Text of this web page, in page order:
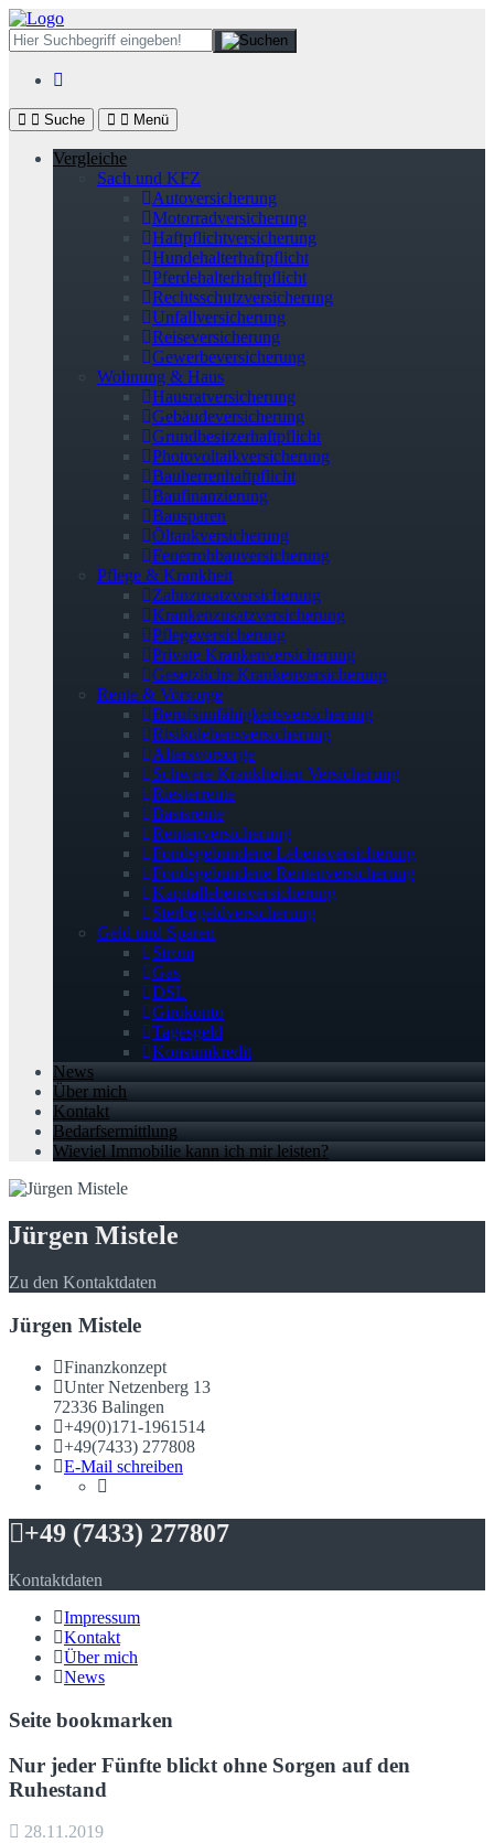
Suche Menü
Vergleiche
Sach und KFZ
Autoversicherung
Motorradversicherung
Haftpflichtversicherung
Hundehalterhaftpflicht
Pferdehalterhaftpflicht
Rechtsschutzversicherung
Unfallversicherung
Reiseversicherung
Gewerbeversicherung
Wohnung & Haus
Hausratversicherung
Gebäudeversicherung
Grundbesitzerhaftpflicht
Photovoltaikversicherung
Bauherrenhaftpflicht
Baufinanzierung
Bausparen
Öltankversicherung
Feuerrohbauversicherung
Pflege & Krankheit
Zahnzusatzversicherung
Krankenzusatzversicherung
Pflegeversicherung
Private Krankenversicherung
Gesetzliche Krankenversicherung
Rente & Vorsorge
Berufs­unfähigkeitsversicherung
Risikolebensversicherung
Altersvorsorge
Schwere Krankheiten Versicherung
Riesterrente
Basisrente
Rentenversicherung
Fondsgebundene Lebensversicherung
Fondsgebundene Rentenversicherung
Kapitallebensversicherung
Sterbegeldversicherung
Geld und Sparen
Strom
Gas
DSL
Girokonto
Tagesgeld
Konsumkredit
News
Über mich
Kontakt
Bedarfsermittlung
Wieviel Immobilie kann ich mir leisten?
Jürgen Mistele
Zu den Kontaktdaten
Jürgen Mistele
Finanzkonzept
Unter Netzenberg 13
72336 Balingen
+49(0)171-1961514
+49(7433) 277808
E-Mail schreiben
+49 (7433) 277807
Kontaktdaten
Impressum
Kontakt
Über mich
News
Seite bookmarken
Nur jeder Fünfte blickt ohne Sorgen auf den
Ruhestand
28.11.2019